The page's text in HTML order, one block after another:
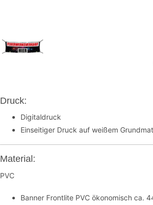
Druck:
Digitaldruck
Einseitiger Druck auf weißem
Material:
PVC
Banner Frontlite PVC ökonomisch ca.